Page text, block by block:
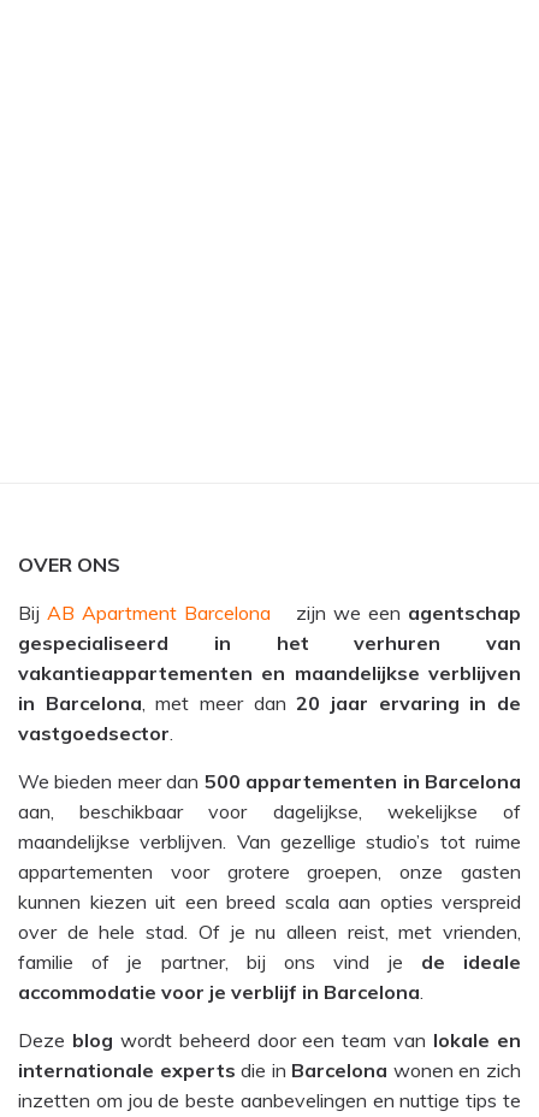
OVER ONS
Bij AB Apartment Barcelona zijn we een agentschap
gespecialiseerd in het verhuren van
vakantieappartementen en maandelijkse verblijven
in Barcelona, met meer dan20 jaar ervaring in de
vastgoedsector.
We bieden meer dan 500 appartementen in Barcelona
aan, beschikbaar voor dagelijkse, wekelijkse of
maandelijkse verblijven. Van gezellige studio’s tot ruime
appartementen voor grotere groepen, onze gasten
kunnen kiezen uit een breed scala aan opties verspreid
over de hele stad. Of je nu alleen reist, met vrienden,
familie of je partner, bij ons vind je de ideale
accommodatie voor je verblijf in Barcelona.
Deze blog wordt beheerd door een team van lokale en
internationale experts die in Barcelona wonen en zich
inzetten om jou de beste aanbevelingen en nuttige tips te